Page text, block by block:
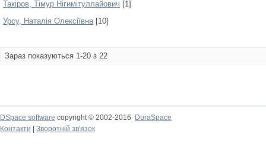
Такіров, Тімур Нігимітуллайович [1]
Урсу, Наталія Олексіївна[10]
Зараз показуються 1-20 з 22
DSpace software copyright © 2002-2016
DuraSpace
Контакти
Зворотній зв'язок